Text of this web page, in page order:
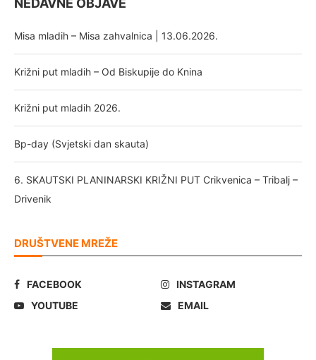
NEDAVNE OBJAVE
Misa mladih – Misa zahvalnica | 13.06.2026.
Križni put mladih – Od Biskupije do Knina
Križni put mladih 2026.
Bp-day (Svjetski dan skauta)
6. SKAUTSKI PLANINARSKI KRIŽNI PUT Crikvenica – Tribalj –
Drivenik
DRUŠTVENE MREŽE
FACEBOOK
INSTAGRAM
YOUTUBE
EMAIL